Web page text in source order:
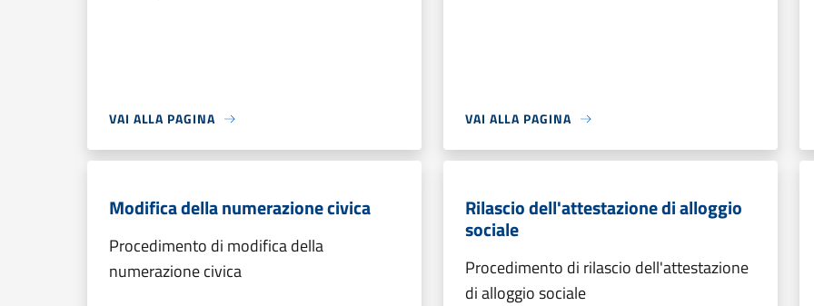
VAI ALLA PAGINA VAI ALLA PAGINA
Modifica della numerazione civica
Procedimento di modifica della
numerazione civica
Rilascio dell'attestazione di alloggio
sociale
Procedimento di rilascio dell'attestazione
di alloggio sociale